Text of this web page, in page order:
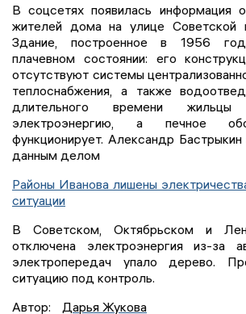
В соцсетях появилась информация
жителей дома на улице Советской
Здание, построенное в 1956
плачевном состоянии: его
отсутствуют системы
теплоснабжения, а также
длительного времени
электроэнергию, а печное
функционирует. Александр Бастрыкин
данным делом
Районы Иванова лишены
ситуации
В Советском, Октябрьском и
отключена электроэнергия из-за
электропередач упало дерево.
ситуацию под контроль.
Автор:
Дарья Жукова